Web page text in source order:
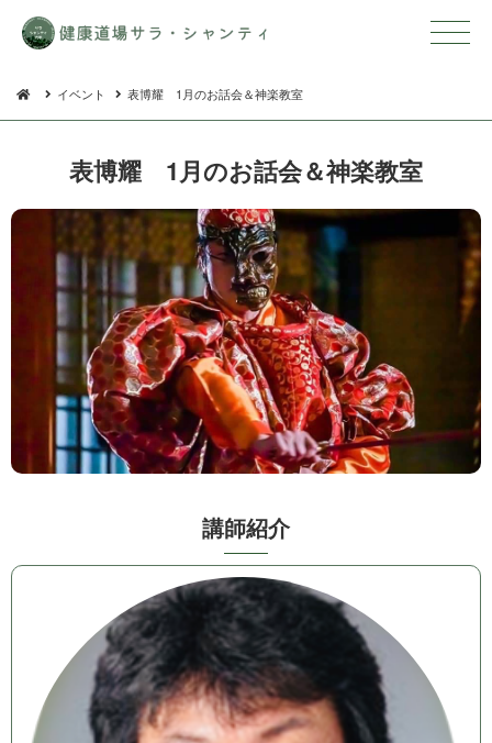
イベント 表博耀 1月のお話会＆神楽教室
表博耀 1月のお話会＆ 神 楽 教 室
講 師 紹 介